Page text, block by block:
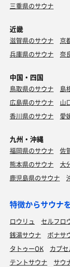
三重県のサウナ
近畿
滋賀県のサウナ 京
兵庫県のサウナ
奈
中国・四国
鳥取県のサウナ 島
広島県のサウナ
山
香川県のサウナ
愛
九州・沖縄
福岡県のサウナ 佐
熊本県のサウナ
大
鹿児島県のサウナ
特徴からサウナ
ロウリュ セルフロ
銭湯サウナ
ボナサ
タトゥーOK
カプ
テントサウナ
サウ